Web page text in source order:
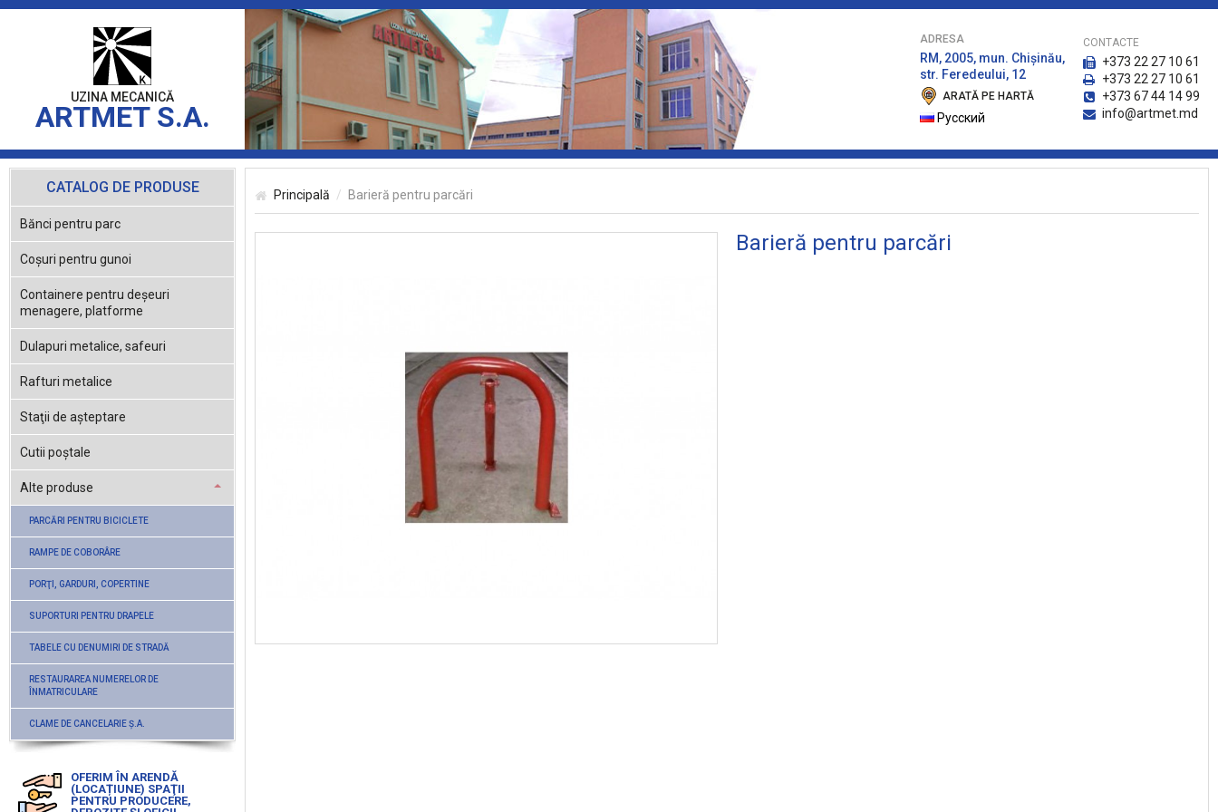
UZINA MECANICĂ
ARTMET S.A.
ADRESA
RM, 2005, mun. Chişinău,
str. Feredeului, 12
ARATĂ PE HARTĂ
Русский
CONTACTE
+373 22 27 10 61
+373 22 27 10 61
+373 67 44 14 99
info@artmet.md
OFERIM ÎN ARENDĂ
(LOCAȚIUNE) SPAŢII
PENTRU PRODUCERE,
CATALOG DE PRODUSE
Bănci pentru parc
Coşuri pentru gunoi
Containere pentru deşeuri
menagere, platforme
Dulapuri metalice, safeuri
Rafturi metalice
Staţii de aşteptare
Cutii poştale
Alte produse
PARCĂRI PENTRU BICICLETE
RAMPE DE COBORÂRE
PORŢI, GARDURI, COPERTINE
SUPORTURI PENTRU DRAPELE
TABELE CU DENUMIRI DE STRADĂ
RESTAURAREA NUMERELOR DE
ÎNMATRICULARE
CLAME DE CANCELARIE Ş.A.
Principală Barieră pentru parcări
Barieră pentru parcări